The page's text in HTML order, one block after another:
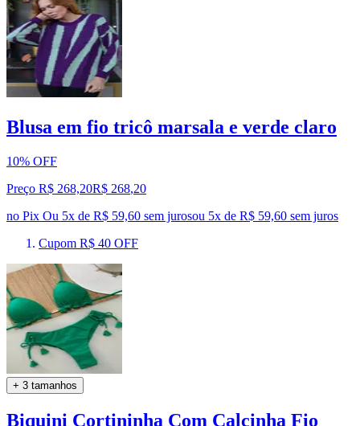
Blusa em fio tricô marsala e verde claro
10% OFF
Preço R$ 268,20R$ 268,20
no Pix Ou 5x de R$ 59,60 sem jurosou 5x de R$ 59,60 sem juros
Cupom R$ 40 OFF
+ 3 tamanhos
Biquini Cortininha Com Calcinha Fio